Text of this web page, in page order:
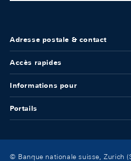
Adresse postale & contact
Accès rapides
Informations pour
Portails
© Banque nationale suisse, Zurich